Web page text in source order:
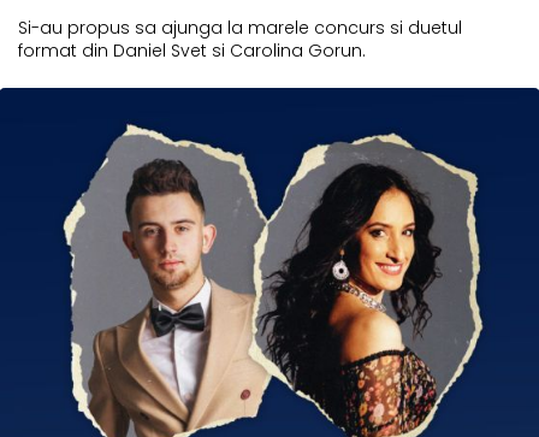
Si-au propus sa ajunga la marele concurs si duetul
format din Daniel Svet si Carolina Gorun.